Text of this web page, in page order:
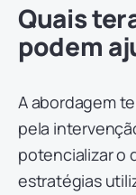
Quais
podem
A abordagem
pela
potencializar o
estratégias